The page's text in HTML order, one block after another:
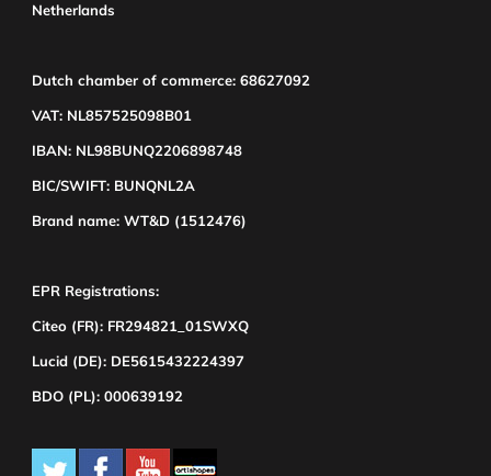
Netherlands
Dutch chamber of commerce: 68627092
VAT: NL857525098B01
IBAN: NL98BUNQ2206898748
BIC/SWIFT: BUNQNL2A
Brand name: WT&D (1512476)
EPR Registrations:
Citeo (FR): FR294821_01SWXQ
Lucid (DE): DE5615432224397
BDO (PL): 000639192